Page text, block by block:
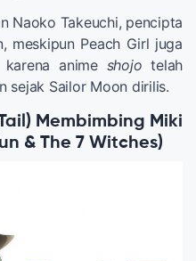
Naoko Takeuchi, pencipta
meskipun Peach Girl juga
anime shojo telah
sejak Sailor Moon dirilis.
Membimbing Miki
& The 7 Witches)